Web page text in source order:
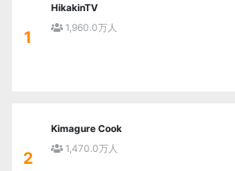
1
HikakinTV
1,960.0万人
2
Kimagure Cook
1,470.0万人